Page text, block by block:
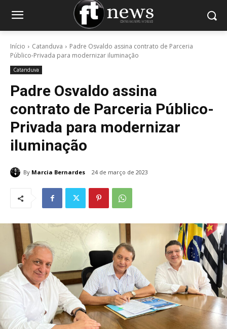
Início Catanduva
Padre Osvaldo assina contrato de Parceria
Público-Privada para modernizar iluminação
Catanduva
Padre Osvaldo assina
contrato de Parceria Público-
Privada para modernizar
iluminação
By Marcia Bernardes 24 de março de 2023